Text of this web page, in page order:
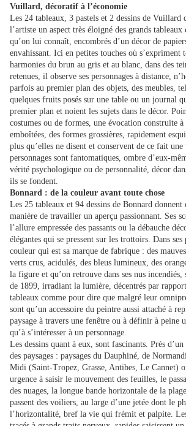
Vuillard, décoratif à l’économie
Les 24 tableaux, 3 pastels et 2 dessins de Vuillard
l’artiste un aspect très éloigné des grands
qu’on lui connaît, encombrés d’un décor de
envahissant. Ici en petites touches où s’expriment
harmonies du brun au gris et au blanc, dans des
retenues, il observe ses personnages à distance,
parfois au premier plan des objets, des meubles,
quelques fruits posés sur une table ou un journal
premier plan et noient les sujets dans le décor.
costumes ou de formes, une évocation construite
emboîtées, des formes grossières, rapidement
plus qu’elles ne disent et conservent de ce fait
personnages sont fantomatiques, ombre d’eux-
vérité psychologique ou de personnalité, décor
ils se fondent.
Bonnard : de la couleur avant toute chose
Les 25 tableaux et 94 dessins de Bonnard donnent
manière de travailler un aperçu passionnant. Ses
l’allure empressée des passants ou la débauche
élégantes qui se pressent sur les trottoirs. Dans ses
couleur qui est sa marque de fabrique : des
verts crus, acidulés, des bleus lumineux, des
la figure et qu’on retrouve dans ses nus
de 1899, irradiant la lumière, décentrés par
tableaux comme pour dire que malgré leur
sont qu’un accessoire du peintre aussi attaché à
paysage à travers une fenêtre ou à définir à peine
qu’à s’intéresser à un personnage.
Les dessins quant à eux, sont fascinants. Près
des paysages : paysages du Dauphiné, de
Midi (Saint-Tropez, Grasse, Antibes, Le Cannet)
urgence à saisir le mouvement des feuilles, le
des nuages, la longue bande horizontale de la
passent des voiliers, au large d’une jetée dont le
l’horizontalité, bref la vie qui frémit et palpite. Les